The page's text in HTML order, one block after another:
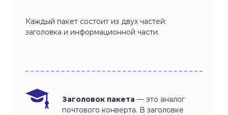
Каждый пакет состоит из двух частей:
заголовка и информационной части.
Заголовок пакета — это аналог
почтового конверта. В заголовке